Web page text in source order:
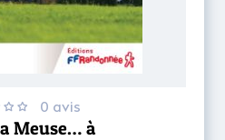
0 avis
Meuse… à